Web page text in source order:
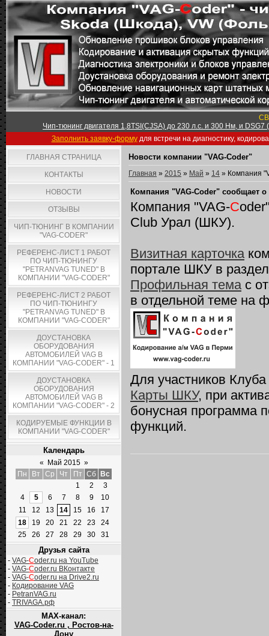
Чип-тюнинг двигателя 1,8TSI(CJSA) до 230 л.с. и 300 Нм, и
Заполнить заявку-формудля встречи на диагностику,
ГЛАВНАЯ СТРАНИЦА
КОНТАКТЫ
НОВОСТИ
ОТЗЫВЫ
ЧИП-ТЮНИНГ В КОМПАНИИ
"VAG-CODER"
РЕФЕРЕНС-ЛИСТ 1 РАБОТ
ПО ЧИП-ТЮНИНГУ
"PETRANVAG TUNED" В
КОМПАНИИ "VAG-CODER"
РЕФЕРЕНС-ЛИСТ 2 РАБОТ
ПО ЧИП-ТЮНИНГУ
"PETRANVAG TUNED" В
КОМПАНИИ "VAG-CODER"
ДОУСТАНОВКА
ОБОРУДОВАНИЯ
АВТОМОБИЛЕЙ VAG В
КОМПАНИИ "VAG-CODER" - 1
ДОУСТАНОВКА
ОБОРУДОВАНИЯ
АВТОМОБИЛЕЙ VAG В
КОМПАНИИ "VAG-CODER" - 2
КОДИРУЕМЫЕ ФУНКЦИИ В
КОМПАНИИ "VAG-CODER"
Календарь
« Май 2015 »
Пн
Вт Ср Чт Пт Сб
Вс
1
2
3
4
5 6 7 8 9
10
11
12 13 14 15 16
17
18
19 20 21 22 23
24
25
26 27 28 29 30 31
Друзья сайта
- VAG-Coder.ru на YouTube
- VAG-Coder.ru ВКонтакте
- VAG-Coder.ru на Drive2.ru
- Кодирование VAG
- PetranVAG.ru
- TRIVAGA.рф
MAX-канал:
VAG-Coder.ru , Ростов-на-
Дону
Новости компании "VAG-Coder"
Главная » 2015 » Май » 14 » Компания
Компания "VAG-Coder" сообщает
Компания "VAG-C
Club Урал (ШКУ).
Визитная карточка
портале ШКУ в
Профильная темас
в отдельной теме на
Для участников
Карты ШКУ, при
бонусная программа
функций.